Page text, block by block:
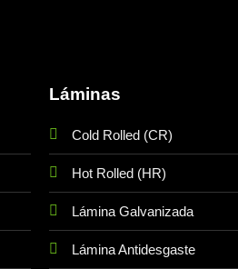
Láminas
Cold Rolled (CR)
Hot Rolled (HR)
Lámina Galvanizada
Lámina Antidesgaste